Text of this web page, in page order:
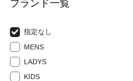
ブランド一覧
指定なし
MENS
LADYS
KIDS